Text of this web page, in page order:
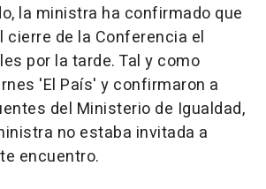
la ministra ha confirmado que
cierre de la Conferencia el
por la tarde. Tal y como
'El País' y confirmaron a
del Ministerio de Igualdad,
no estaba invitada a
encuentro.